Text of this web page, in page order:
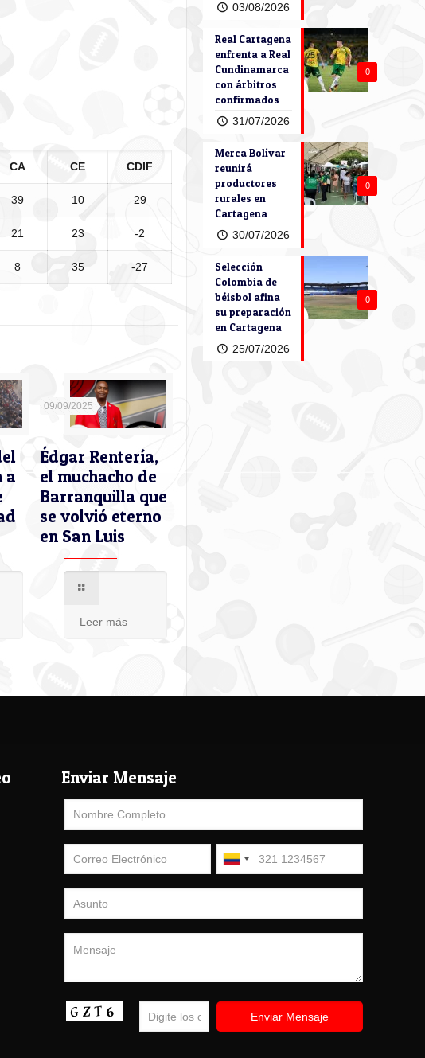
CA CE CDIF
39 10 29
21 23 -2
8 35 -27
a
09/09/2025
Édgar Rentería,
el muchacho de
Barranquilla que
se volvió eterno
en San Luis
Leer más
03/08/2026
0
Real Cartagena
enfrenta a Real
Cundinamarca
con árbitros
confirmados
31/07/2026
0
Merca Bolívar
reunirá
productores
rurales en
Cartagena
30/07/2026
0
Selección
Colombia de
béisbol afina
su preparación
en Cartagena
25/07/2026
Enviar Mensaje